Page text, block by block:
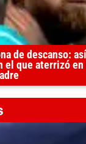
de descanso:
el que aterrizó en